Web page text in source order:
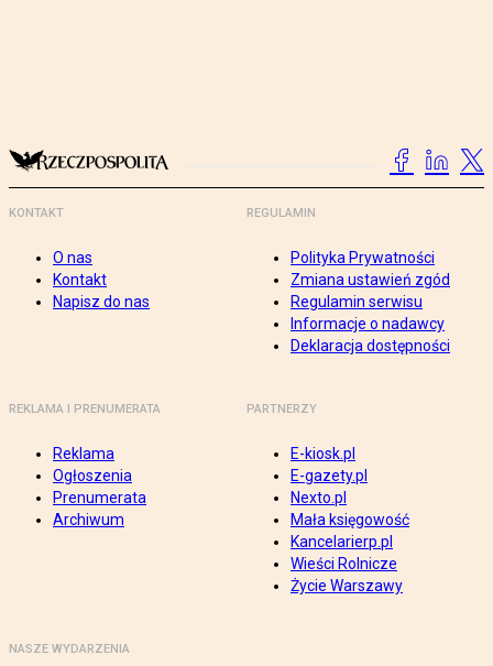
KONTAKT
O nas
Kontakt
Napisz do nas
REGULAMIN
Polityka Prywatności
Zmiana ustawień zgód
Regulamin serwisu
Informacje o nadawcy
Deklaracja dostępności
REKLAMA I PRENUMERATA
Reklama
Ogłoszenia
Prenumerata
Archiwum
PARTNERZY
E-kiosk.pl
E-gazety.pl
Nexto.pl
Mała księgowość
Kancelarierp.pl
Wieści Rolnicze
Życie Warszawy
NASZE WYDARZENIA